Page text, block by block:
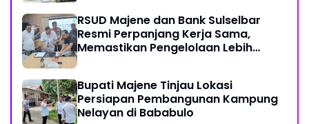
RSUD Majene dan Bank Sulselbar
Resmi Perpanjang Kerja Sama,
Memastikan Pengelolaan Lebih
Bupati Majene Tinjau Lokasi
Persiapan Pembangunan Kampung
Nelayan di Bababulo